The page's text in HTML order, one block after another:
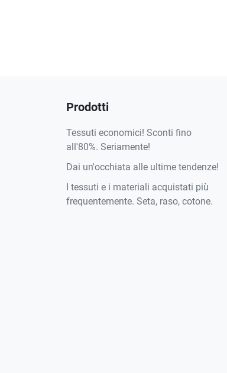
Prodotti
Tessuti economici! Sconti fino
all'80%. Seriamente!
Dai un'occhiata alle ultime tendenze!
I tessuti e i materiali acquistati più
frequentemente. Seta, raso, cotone.